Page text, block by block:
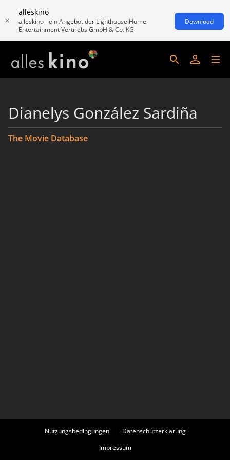
alleskino
alleskino - ein Angebot der Lighthouse Home
Entertainment Vertriebs GmbH & Co. KG
Download
Dianelys González Sardiña
The Movie Database
Nutzungsbedingungen
Datenschutzerklärung
Impressum